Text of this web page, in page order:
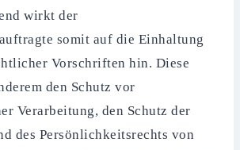
wirkt der
somit auf die Einhaltung
Vorschriften hin. Diese
den Schutz vor
Verarbeitung, den Schutz der
des Persönlichkeitsrechts von